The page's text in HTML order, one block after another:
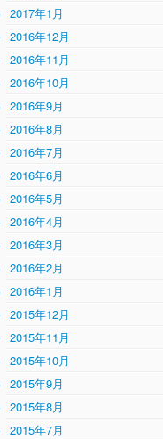
2017年1月
2016年12月
2016年11月
2016年10月
2016年9月
2016年8月
2016年7月
2016年6月
2016年5月
2016年4月
2016年3月
2016年2月
2016年1月
2015年12月
2015年11月
2015年10月
2015年9月
2015年8月
2015年7月